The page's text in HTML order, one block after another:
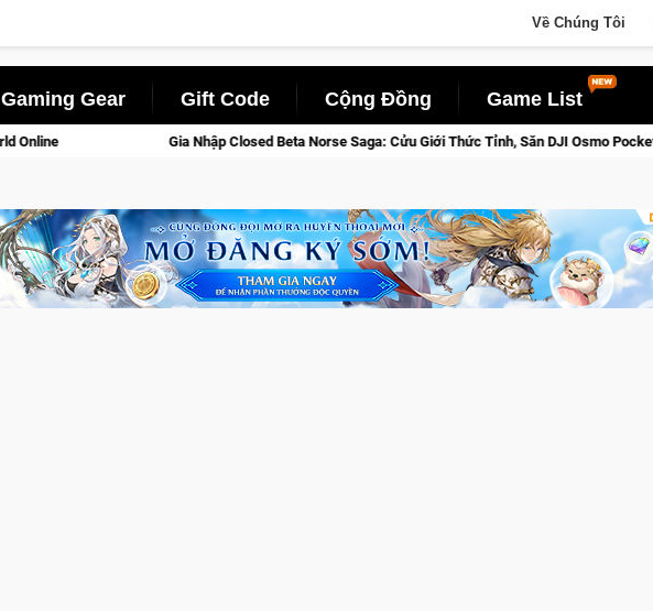
Về Chúng Tôi
Gaming Gear Gift Code Cộng Đồng Game List
Gia Nhập Closed Beta Norse Saga: Cửu Giới Thức Tỉnh, Săn DJI Osmo Pocket 3 Ngay Hôm Nay